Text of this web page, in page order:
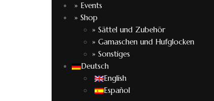
» Events
» Shop
» Sättel und Zubehör
» Gamaschen und Hufglocken
» Sonstiges
Deutsch
English
Español